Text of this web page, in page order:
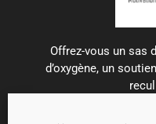
Offrez-vous un sas
d’oxygène, un